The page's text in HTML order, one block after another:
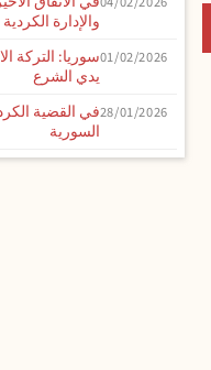
والإدارة الكردية
01/02/2026سوريا: التركة
يدي الشرع
28/01/2026في القضية
السورية